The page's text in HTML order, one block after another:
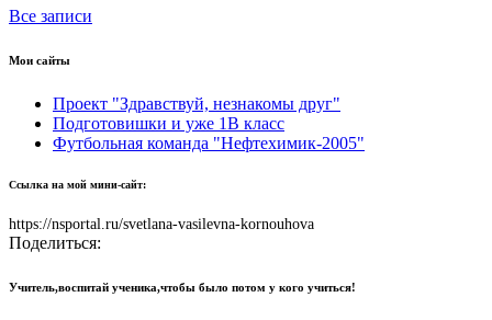
Все записи
Мои сайты
Проект "Здравствуй, незнакомы друг"
Подготовишки и уже 1В класс
Футбольная команда "Нефтехимик-2005"
Ссылка на мой мини-сайт:
https://nsportal.ru/svetlana-vasilevna-kornouhova
Поделиться:
Учитель,воспитай ученика,чтобы было потом у кого учиться!